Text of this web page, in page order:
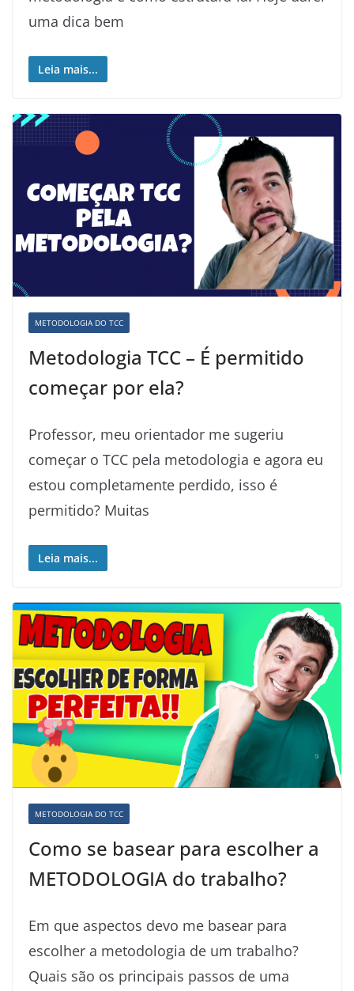
uma dica bem
Leia mais...
METODOLOGIA DO TCC
Metodologia TCC – É permitido
começar por ela?
Professor, meu orientador me sugeriu
começar o TCC pela metodologia e agora eu
estou completamente perdido, isso é
permitido? Muitas
Leia mais...
METODOLOGIA DO TCC
Como se basear para escolher a
METODOLOGIA do trabalho?
Em que aspectos devo me basear para
escolher a metodologia de um trabalho?
Quais são os principais passos de uma